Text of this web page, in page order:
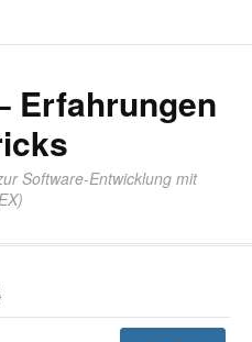
Erfahrungen
Software-Entwicklung mit